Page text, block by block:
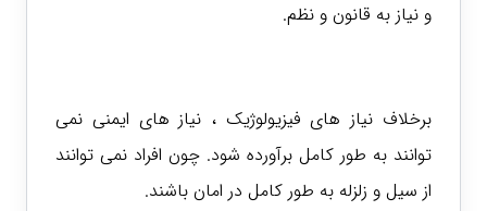
و نیاز به قانون و نظم.
برخلاف نیاز های فیزیولوژیک ، نیاز های ایمنی نمی
توانند به طور کامل برآورده شود. چون افراد نمی توانند
از سیل و زلزله به طور کامل در امان باشند.